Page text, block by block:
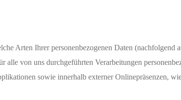
Arten Ihrer personenbezogenen Daten (nachfolgend
von uns durchgeführten Verarbeitungen
sowie innerhalb externer Onlinepräsenzen,